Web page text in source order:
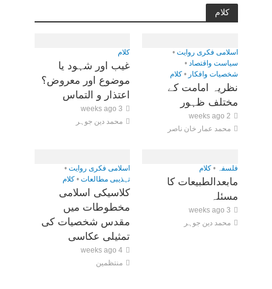
کلام
اسلامی فکری روایت •
سیاست واقتصاد •
شخصیات وافکار • کلام
نظریہ امامت کے
مختلف ظہور
2 weeks ago
محمد عمار خان ناصر
کلام
غیب اور شہود یا
موضوع اور معروض؟
اعتذار و التماس
3 weeks ago
محمد دین جوہر
فلسفہ • کلام
مابعدالطبیعات کا
مسئلہ
3 weeks ago
محمد دین جوہر
اسلامی فکری روایت •
تہذیبی مطالعات • کلام
کلاسیکی اسلامی
مخطوطات میں
مقدس شخصیات کی
تمثیلی عکاسی
4 weeks ago
منتظمین